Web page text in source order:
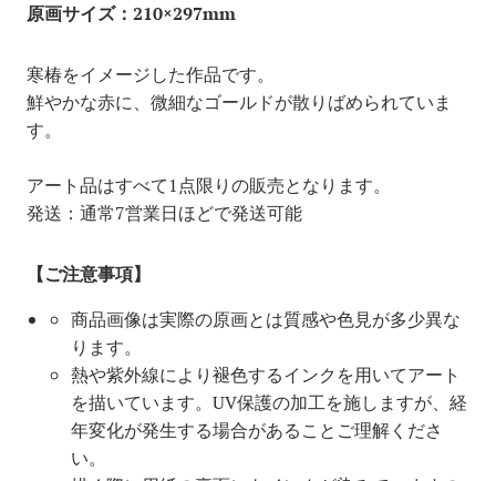
原画サイズ：210×297mm
寒椿をイメージした作品です。
鮮やかな赤に、微細なゴールドが散りばめられていま
す。
アート品はすべて1点限りの販売となります。
発送：通常7営業日ほどで発送可能
【ご注意事項】
商品画像は実際の原画とは質感や色見が多少異な
ります。
熱や紫外線により褪色するインクを用いてアート
を描いています。UV保護の加工を施しますが、経
年変化が発生する場合があることご理解くださ
い。